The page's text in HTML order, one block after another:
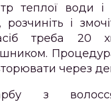
теплої води і
і
треба 20
через
з